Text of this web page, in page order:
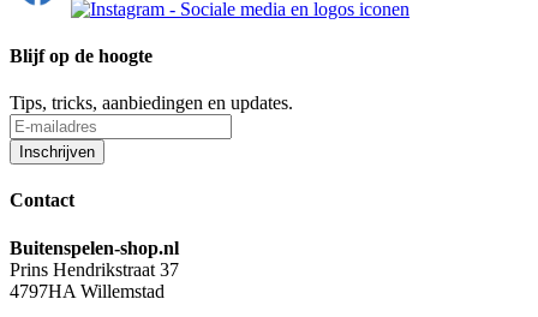
Blijf op de hoogte
Tips, tricks, aanbiedingen en updates.
Contact
Buitenspelen-shop.nl
Prins Hendrikstraat 37
4797HA Willemstad